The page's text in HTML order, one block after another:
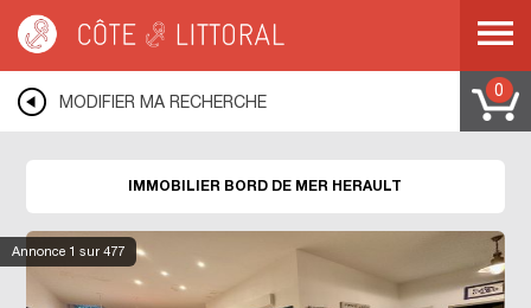
ROUSSILLON> HERAULT
MODIFIER MA RECHERCHE
0
Annonce 1 sur 477
IMMOBILIER BORD DE MER HERAULT